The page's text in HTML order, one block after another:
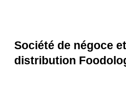
Société de négoce
distribution